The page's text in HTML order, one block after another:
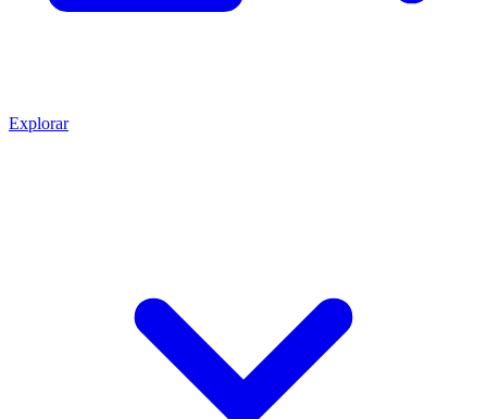
Explorar